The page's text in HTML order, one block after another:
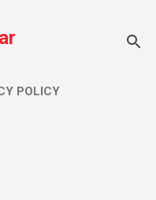
POLICY